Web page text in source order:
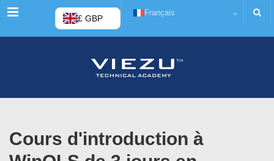
Menu £ GBP
Français
Cours d'introduction à